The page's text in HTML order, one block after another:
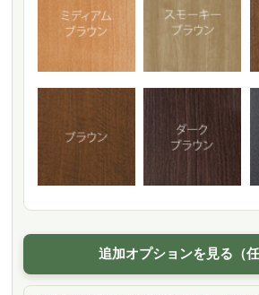
追加オプションを見る（任